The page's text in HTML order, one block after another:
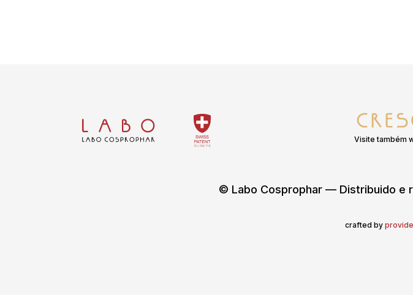
Visite também
© Labo Cosprophar — Distribuido e
crafted by